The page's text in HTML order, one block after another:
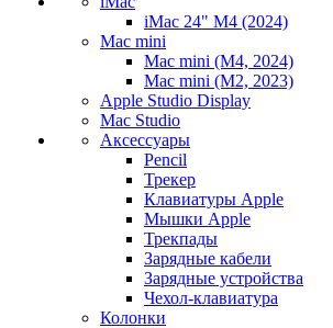
iMac 24" M4 (2024)
Mac mini
Mac mini (M4, 2024)
Mac mini (M2, 2023)
Apple Studio Display
Mac Studio
Аксессуары
Pencil
Трекер
Клавиатуры Apple
Мышки Apple
Трекпады
Зарядные кабели
Зарядные устройства
Чехол-клавиатура
Колонки